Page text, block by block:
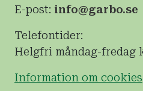
E-post: info@garbo.se
Telefontider:
Helgfri måndag-fredag
Information om cookies